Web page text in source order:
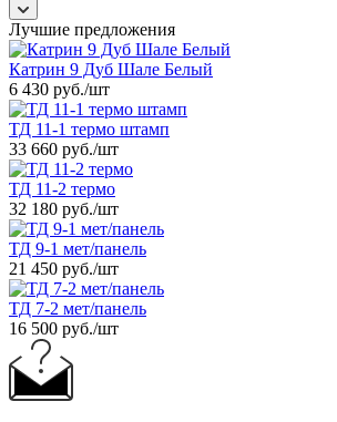
Лучшие предложения
Катрин 9 Дуб Шале Белый
6 430 руб./шт
ТД 11-1 термо штамп
33 660 руб./шт
ТД 11-2 термо
32 180 руб./шт
ТД 9-1 мет/панель
21 450 руб./шт
ТД 7-2 мет/панель
16 500 руб./шт